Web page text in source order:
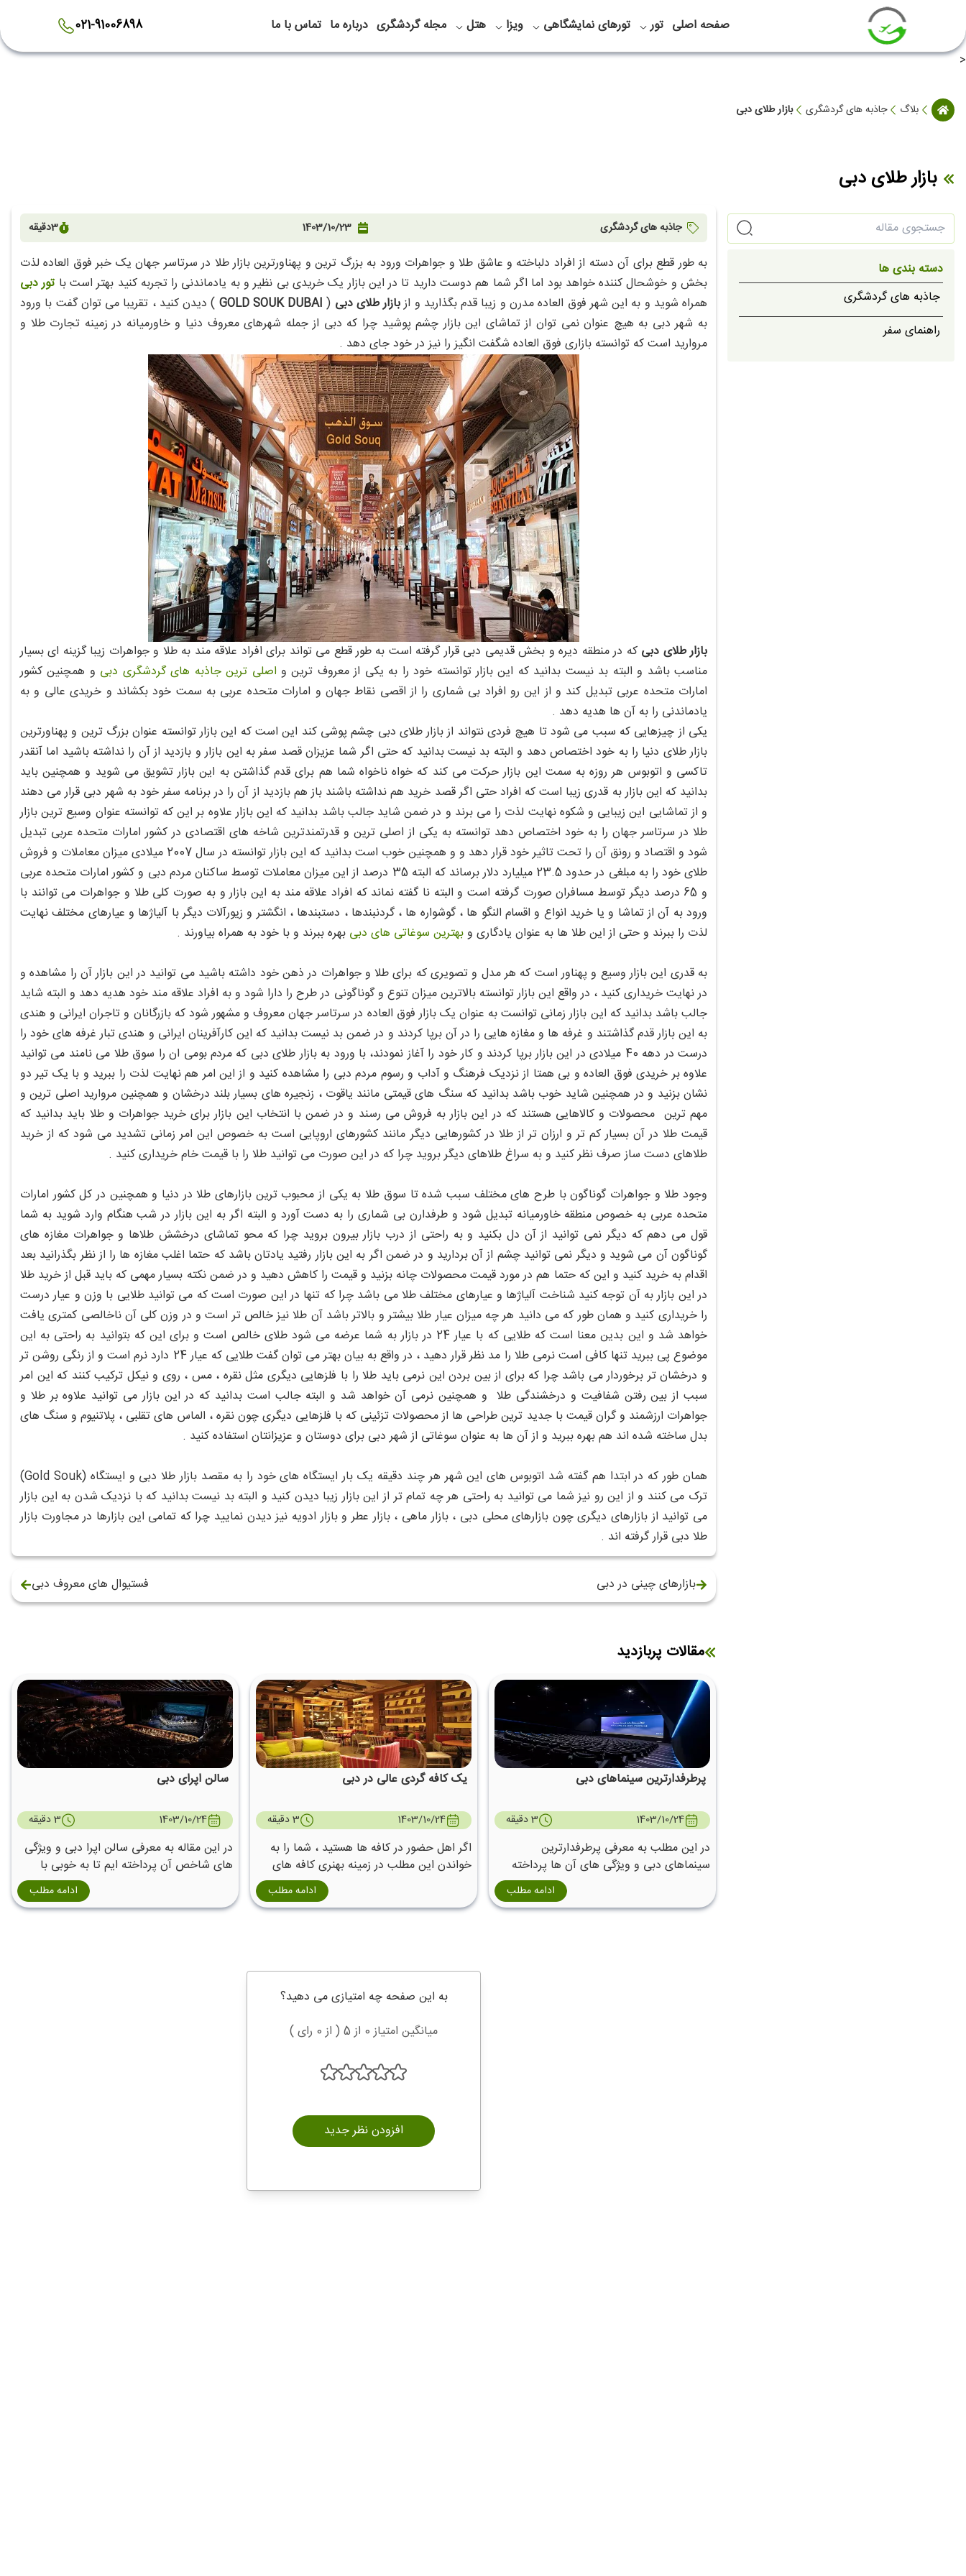
صفحه اصلی تور تورهای نمایشگاهی ویزا هتل مجله گردشگری درباره ما تماس با ما
021-91006898
<
بلاگ جاذبه های گردشگری بازار طلای دبی
بازار طلای دبی
دسته بندی ها
جاذبه های گردشگری
راهنمای سفر
جاذبه های گردشگری 1403/10/23
3دقیقه
به طور قطع برای آن دسته از افراد دلباخته و عاشق طلا و جواهرات ورود به بزرگ ترین و پهناورترین بازار طلا در سرتاسر جهان یک خبر فوق العاده لذت
بخش و خوشحال کننده خواهد بود اما اگر شما هم دوست دارید تا در این بازار یک خریدی بی نظیر و به یادماندنی را تجربه کنید بهتر است با تور دبی
همراه شوید و به این شهر فوق العاده مدرن و زیبا قدم بگذارید و ازبازار طلای دبی (
GOLD SOUK DUBAI ) دیدن کنید ، تقریبا می توان گفت با ورود
به شهر دبی به هیچ عنوان نمی توان از تماشای این بازار چشم پوشید چرا که دبی از جمله شهرهای معروف دنیا و خاورمیانه در زمینه تجارت طلا و
مروارید است که توانسته بازاری فوق العاده شگفت انگیز را نیز در خود جای دهد .
بازار طلای دبی که در منطقه دیره و بخش قدیمی دبی قرار گرفته است به طور قطع می تواند برای افراد علاقه مند به طلا و جواهرات زیبا گزینه ای بسیار
مناسب باشد و البته بد نیست بدانید که این بازار توانسته خود را به یکی از معروف ترین و اصلی ترین جاذبه های گردشگری دبی و همچنین کشور
امارات متحده عربی تبدیل کند و از این رو افراد بی شماری را از اقصی نقاط جهان و امارات متحده عربی به سمت خود بکشاند و خریدی عالی و به
یادماندنی را به آن ها هدیه دهد .
یکی از چیزهایی که سبب می شود تا هیچ فردی نتواند از بازار طلای دبی چشم پوشی کند این است که این بازار توانسته عنوان بزرگ ترین و پهناورترین
بازار طلای دنیا را به خود اختصاص دهد و البته بد نیست بدانید که حتی اگر شما عزیزان قصد سفر به این بازار و بازدید از آن را نداشته باشید اما آنقدر
تاکسی و اتوبوس هر روزه به سمت این بازار حرکت می کند که خواه ناخواه شما هم برای قدم گذاشتن به این بازار تشویق می شوید و همچنین باید
بدانید که این بازار به قدری زیبا است که افراد حتی اگر قصد خرید هم نداشته باشند باز هم بازدید از آن را در برنامه سفر خود به شهر دبی قرار می دهند
و از تماشایی این زیبایی و شکوه نهایت لذت را می برند و در ضمن شاید جالب باشد بدانید که این بازار علاوه بر این که توانسته عنوان وسیع ترین بازار
طلا در سرتاسر جهان را به خود اختصاص دهد توانسته به یکی از اصلی ترین و قدرتمندترین شاخه های اقتصادی در کشور امارات متحده عربی تبدیل
شود و اقتصاد و رونق آن را تحت تاثیر خود قرار دهد و و همچنین خوب است بدانید که این بازار توانسته در سال 2007 میلادی میزان معاملات و فروش
طلای خود را به مبلغی در حدود 23.5 میلیارد دلار برساند که البته 35 درصد از این میزان معاملات توسط ساکنان مردم دبی و کشور امارات متحده عربی
و 65 درصد دیگر توسط مسافران صورت گرفته است و البته نا گفته نماند که افراد علاقه مند به این بازار و به صورت کلی طلا و جواهرات می توانند با
ورود به آن از تماشا و یا خرید انواع و اقسام النگو ها ، گوشواره ها ، گردنبندها ، دستبندها ، انگشتر و زیورآلات دیگر با آلیاژها و عیارهای مختلف نهایت
لذت را ببرند و حتی از این طلا ها به عنوان یادگاری وبهترین سوغاتی های دبی بهره ببرند و با خود به همراه بیاورند .
به قدری این بازار وسیع و پهناور است که هر مدل و تصویری که برای طلا و جواهرات در ذهن خود داشته باشید می توانید در این بازار آن را مشاهده و
در نهایت خریداری کنید ، در واقع این بازار توانسته بالاترین میزان تنوع و گوناگونی در طرح را دارا شود و به افراد علاقه مند خود هدیه دهد و البته شاید
جالب باشد بدانید که این بازار زمانی توانست به عنوان یک بازار فوق العاده در سرتاسر جهان معروف و مشهور شود که بازرگانان و تاجران ایرانی و هندی
به این بازار قدم گذاشتند و غرفه ها و مغازه هایی را در آن برپا کردند و در ضمن بد نیست بدانید که این کارآفرینان ایرانی و هندی تبار غرفه های خود را
درست در دهه 40 میلادی در این بازار برپا کردند و کار خود را آغاز نمودند، با ورود به بازار طلای دبی که مردم بومی ان را سوق طلا می نامند می توانید
علاوه بر خریدی فوق العاده و بی همتا از نزدیک فرهنگ و آداب و رسوم مردم دبی را مشاهده کنید و از این امر هم نهایت لذت را ببرید و با یک تیر دو
نشان بزنید و در همچنین شاید خوب باشد بدانید که سنگ های قیمتی مانند یاقوت ، زنجیره های بسیار بلند درخشان و همچنین مروارید اصلی ترین و
مهم ترین محصولات و کالاهایی هستند که در این بازار به فروش می رسند و در ضمن با انتخاب این بازار برای خرید جواهرات و طلا باید بدانید که
قیمت طلا در آن بسیار کم تر و ارزان تر از طلا در کشورهایی دیگر مانند کشورهای اروپایی است به خصوص این امر زمانی تشدید می شود که از خرید
طلاهای دست ساز صرف نظر کنید و به سراغ طلاهای دیگر بروید چرا که در این صورت می توانید طلا را با قیمت خام خریداری کنید .
وجود طلا و جواهرات گوناگون با طرح های مختلف سبب شده تا سوق طلا به یکی از محبوب ترین بازارهای طلا در دنیا و همچنین در کل کشور امارات
متحده عربی به خصوص منطقه خاورمیانه تبدیل شود و طرفدارن بی شماری را به دست آورد و البته اگر به این بازار در شب هنگام وارد شوید به شما
قول می دهم که دیگر نمی توانید از آن دل بکنید و به راحتی از درب بازار بیرون بروید چرا که محو تماشای درخشش طلاها و جواهرات مغازه های
گوناگون آن می شوید و دیگر نمی توانید چشم از آن بردارید و در ضمن اگر به این بازار رفتید یادتان باشد که حتما اغلب مغازه ها را از نظر بگذرانید بعد
اقدام به خرید کنید و این که حتما هم در مورد قیمت محصولات چانه بزنید و قیمت را کاهش دهید و در ضمن نکته بسیار مهمی که باید قبل از خرید طلا
در این بازار به آن توجه کنید شناخت آلیاژها و عیارهای مختلف طلا می باشد چرا که تنها در این صورت است که می توانید طلایی با وزن و عیار درست
را خریداری کنید و همان طور که می دانید هر چه میزان عیار طلا بیشتر و بالاتر باشد آن طلا نیز خالص تر است و در وزن کلی آن ناخالصی کمتری یافت
خواهد شد و این بدین معنا است که طلایی که با عیار 24 در بازار به شما عرضه می شود طلای خالص است و برای این که بتوانید به راحتی به این
موضوع پی ببرید تنها کافی است نرمی طلا را مد نظر قرار دهید ، در واقع به بیان بهتر می توان گفت طلایی که عیار 24 دارد نرم است و از رنگی روشن تر
و درخشان تر برخوردار می باشد چرا که برای از بین بردن این نرمی باید طلا را با فلزهایی دیگری مثل نقره ، مس ، روی و نیکل ترکیب کنند که این امر
سبب از بین رفتن شفافیت و درخشندگی طلا و همچنین نرمی آن خواهد شد و البته جالب است بدانید که در این بازار می توانید علاوه بر طلا و
جواهرات ارزشمند و گران قیمت با جدید ترین طراحی ها از محصولات تزئینی که با فلزهایی دیگری چون نقره ، الماس های تقلبی ، پلاتنیوم و سنگ های
بدل ساخته شده اند هم بهره ببرید و از آن ها به عنوان سوغاتی از شهر دبی برای دوستان و عزیزانتان استفاده کنید .
همان طور که در ابتدا هم گفته شد اتوبوس های این شهر هر چند دقیقه یک بار ایستگاه های خود را به مقصد بازار طلا دبی و ایستگاه (Gold Souk)
ترک می کنند و از این رو نیز شما می توانید به راحتی هر چه تمام تر از این بازار زیبا دیدن کنید و البته بد نیست بدانید که با نزدیک شدن به این بازار
می توانید از بازارهای دیگری چون بازارهای محلی دبی ، بازار ماهی ، بازار عطر و بازار ادویه نیز دیدن نمایید چرا که تمامی این بازارها در مجاورت بازار
طلا دبی قرار گرفته اند .
بازارهای چینی در دبی فستیوال های معروف دبی
مقالات پربازدید
پرطرفدارترین سینماهای دبی
1403/10/24 3 دقیقه
در این مطلب به معرفی پرطرفدارترین
سینماهای دبی و ویژگی های آن ها پرداخته
ادامه مطلب
یک کافه گردی عالی در دبی
1403/10/24 3 دقیقه
اگر اهل حضور در کافه ها هستید ، شما را به
خواندن این مطلب در زمینه بهنری کافه های
ادامه مطلب
سالن اپرای دبی
1403/10/24 3 دقیقه
در این مقاله به معرفی سالن اپرا دبی و ویژگی
های شاخص آن پرداخته ایم تا به خوبی با
ادامه مطلب
به این صفحه چه امتیازی می دهید؟
میانگین امتیاز 0 از 5 ( از 0 رای )
افزودن نظر جدید